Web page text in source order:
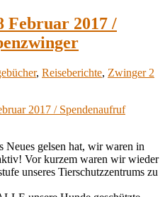
Februar 2017 /
, Reiseberichte, Zwinger 2
Neues gelsen hat, wir waren in
Vor kurzem waren wir wieder
unseres Tierschutzzentrums zu